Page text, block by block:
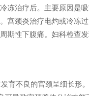
冻治疗后。主要原因是
宫颈炎治疗电灼或冷冻
期性下腹痛。妇科检查
育不良的宫颈呈细长形